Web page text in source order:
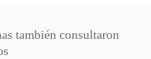
también consultaron